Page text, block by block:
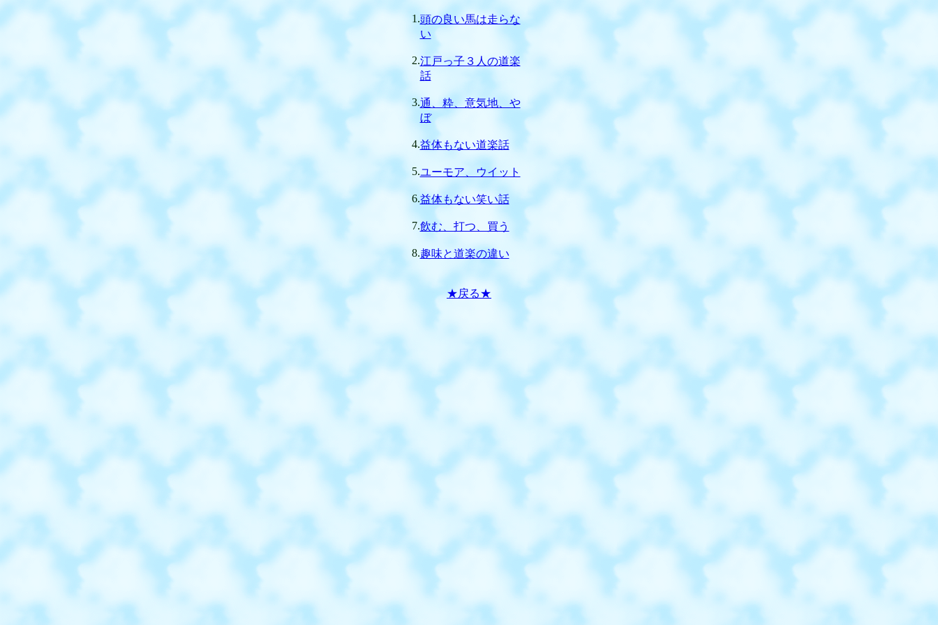
1.頭の良い馬は走らな
い
2.江戸っ子３人の道楽
話
3.通、粋、意気地、や
ぼ
4.益体もない道楽話
5.ユーモア、ウイット
6.益体もない笑い話
7.飲む、打つ、買う
8.趣味と道楽の違い
★戻る★